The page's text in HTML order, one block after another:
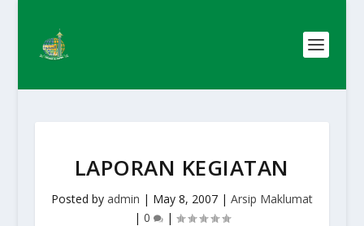
LAPORAN KEGIATAN
Posted by admin | May 8, 2007| Arsip Maklumat
| 0 |